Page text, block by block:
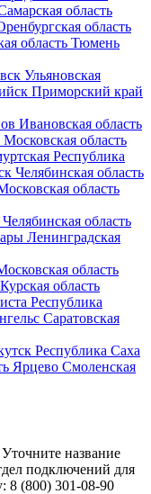
область
область
область Тюмень
Ульяновская
Приморский край
Ивановская область
Московская область
Республика
Челябинская область
область
Челябинская область
Ленинградская
область
Курская область
Республика
Саратовская
Республика Саха
Ярцево Смоленская
название
подключений для
: 8 (800) 301-08-90